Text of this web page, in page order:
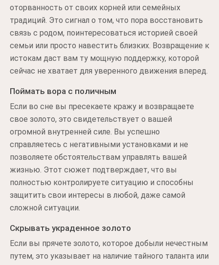
оторванность от своих корней или семейных
традиций. Это сигнал о том, что пора восстановить
связь с родом, поинтересоваться историей своей
семьи или просто навестить близких. Возвращение к
истокам даст вам ту мощную поддержку, которой
сейчас не хватает для уверенного движения вперед.
Поймать вора с поличным
Если во сне вы пресекаете кражу и возвращаете
свое золото, это свидетельствует о вашей
огромной внутренней силе. Вы успешно
справляетесь с негативными установками и не
позволяете обстоятельствам управлять вашей
жизнью. Этот сюжет подтверждает, что вы
полностью контролируете ситуацию и способны
защитить свои интересы в любой, даже самой
сложной ситуации.
Скрывать украденное золото
Если вы прячете золото, которое добыли нечестным
путем, это указывает на наличие тайного таланта или